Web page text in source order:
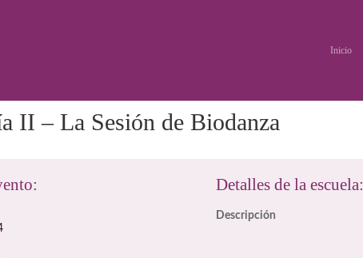
Inicio
II – La Sesión de Biodanza
Detalles de la escuela:
Descripción